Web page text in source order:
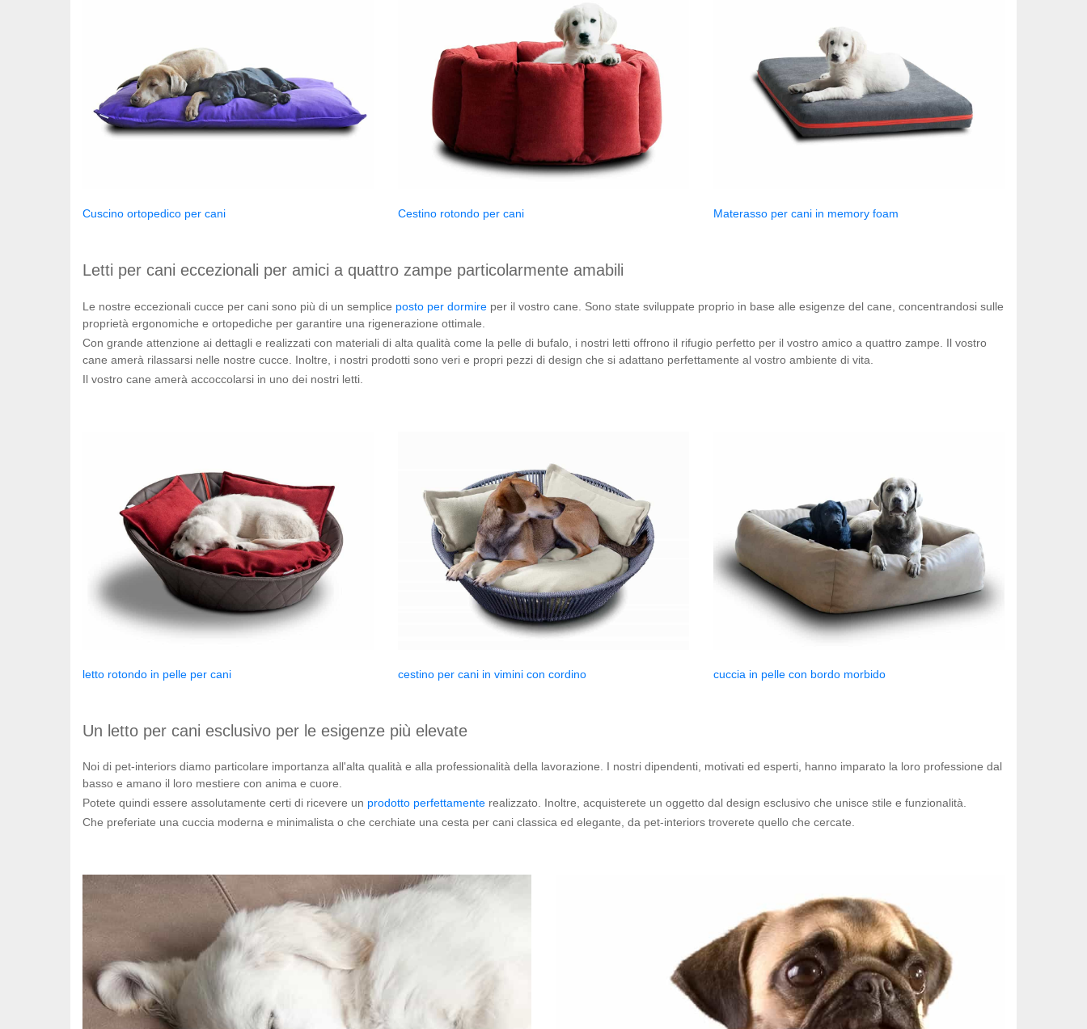
Cuscino ortopedico per cani Cestino rotondo per cani Materasso per cani in memory foam
Letti per cani eccezionali per amici a quattro zampe particolarmente amabili
Le nostre eccezionali cucce per cani sono più di un semplice posto per dormire per il vostro cane. Sono state sviluppate proprio in base alle esigenze del cane, concentrandosi sulle
proprietà ergonomiche e ortopediche per garantire una rigenerazione ottimale.
Con grande attenzione ai dettagli e realizzati con materiali di alta qualità come la pelle di bufalo, i nostri letti offrono il rifugio perfetto per il vostro amico a quattro zampe. Il vostro
cane amerà rilassarsi nelle nostre cucce. Inoltre, i nostri prodotti sono veri e propri pezzi di design che si adattano perfettamente al vostro ambiente di vita.
Il vostro cane amerà accoccolarsi in uno dei nostri letti.
letto rotondo in pelle per cani cestino per cani in vimini con cordino cuccia in pelle con bordo morbido
Un letto per cani esclusivo per le esigenze più elevate
Noi di pet-interiors diamo particolare importanza all'alta qualità e alla professionalità della lavorazione. I nostri dipendenti, motivati ed esperti, hanno imparato la loro professione dal
basso e amano il loro mestiere con anima e cuore.
Potete quindi essere assolutamente certi di ricevere un prodotto perfettamente realizzato. Inoltre, acquisterete un oggetto dal design esclusivo che unisce stile e funzionalità.
Che preferiate una cuccia moderna e minimalista o che cerchiate una cesta per cani classica ed elegante, da pet-interiors troverete quello che cercate.